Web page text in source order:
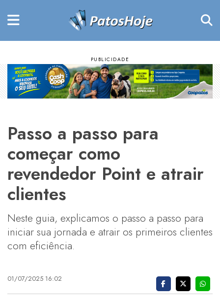
Passo a passo para
começar como
revendedor Point e atrair
clientes
Neste guia, explicamos o passo a passo para
iniciar sua jornada e atrair os primeiros clientes
com eficiência.
01/07/2025 16:02